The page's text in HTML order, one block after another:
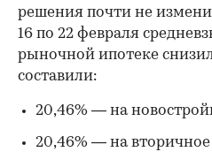
решения почти не
16 по 22 февраля
рыночной ипотеке
составили:
20,46% — на
20,46% — на